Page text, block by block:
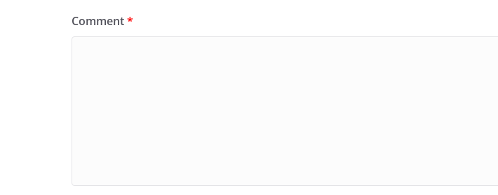
Comment*